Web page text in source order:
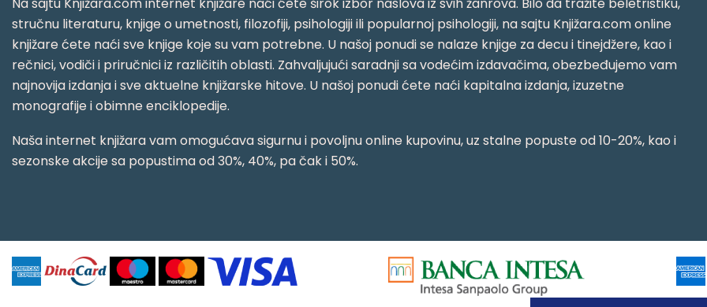
stručnu literaturu, knjige o umetnosti, filozofiji, psihologiji ili popularnoj psihologiji, na sajtu Knjižara.com online
knjižare ćete naći sve knjige koje su vam potrebne. U našoj ponudi se nalaze knjige za decu i tinejdžere, kao i
rečnici, vodiči i priručnici iz različitih oblasti. Zahvaljujući saradnji sa vodećim izdavačima, obezbeđujemo vam
najnovija izdanja i sve aktuelne knjižarske hitove. U našoj ponudi ćete naći kapitalna izdanja, izuzetne
monografije i obimne enciklopedije.
Naša internet knjižara vam omogućava sigurnu i povoljnu online kupovinu, uz stalne popuste od 10-20%, kao i
sezonske akcije sa popustima od 30%, 40%, pa čak i 50%.